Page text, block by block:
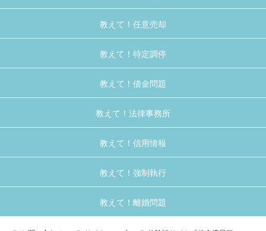
教えて！任意売却
教えて！特定調停
教えて！借金問題
教えて！法律事務所
教えて！信用情報
教えて！強制執行
教えて！離婚問題